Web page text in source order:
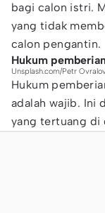
bagi calon istri.
yang tidak
calon pengantin.
Hukum
Unsplash.com/Petr
Hukum
adalah wajib. Ini
yang tertuang di